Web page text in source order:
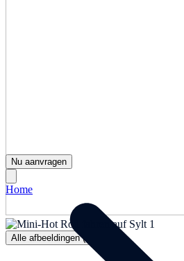
Alle afbeeldingen (1)
Nu aanvragen
Home